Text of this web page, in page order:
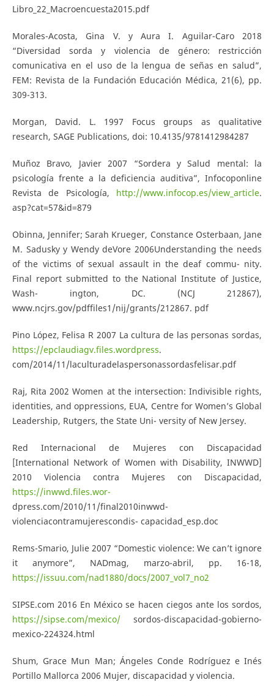
Libro_22_Macroencuesta2015.pdf
Morales-Acosta, Gina V. y Aura I. Aguilar-Caro 2018
“Diversidad sorda y violencia de género: restricción
comunicativa en el uso de la lengua de señas en salud”,
FEM: Revista de la Fundación Educación Médica, 21(6), pp.
309-313.
Morgan, David. L. 1997 Focus groups as qualitative
research, SAGE Publications, doi: 10.4135/9781412984287
Muñoz Bravo, Javier 2007 “Sordera y Salud mental: la
psicología frente a la deficiencia auditiva”, Infocoponline
Revista de Psicología, http://www.infocop.es/view_article.
asp?cat=57&id=879
Obinna, Jennifer; Sarah Krueger, Constance Osterbaan, Jane
M. Sadusky y Wendy deVore 2006Understanding the needs
of the victims of sexual assault in the deaf commu- nity.
Final report submitted to the National Institute of Justice,
Wash- ington, DC. (NCJ 212867),
www.ncjrs.gov/pdffiles1/nij/grants/212867. pdf
Pino López, Felisa R 2007 La cultura de las personas sordas,
https://epclaudiagv.files.wordpress.
com/2014/11/laculturadelaspersonassordasfelisar.pdf
Raj, Rita 2002 Women at the intersection: Indivisible rights,
identities, and oppressions, EUA, Centre for Women’s Global
Leadership, Rutgers, the State Uni- versity of New Jersey.
Red Internacional de Mujeres con Discapacidad
[International Network of Women with Disability, INWWD]
2010 Violencia contra Mujeres con Discapacidad,
https://inwwd.files.wor-
dpress.com/2010/11/final2010inwwd-
violenciacontramujerescondis- capacidad_esp.doc
Rems-Smario, Julie 2007 “Domestic violence: We can’t ignore
it anymore”, NADmag, marzo-abril, pp. 16-18,
https://issuu.com/nad1880/docs/2007_vol7_no2
SIPSE.com 2016 En México se hacen ciegos ante los sordos,
https://sipse.com/mexico/sordos-discapacidad-gobierno-
mexico-224324.html
Shum, Grace Mun Man; Ángeles Conde Rodríguez e Inés
Portillo Mallorca 2006 Mujer, discapacidad y violencia.